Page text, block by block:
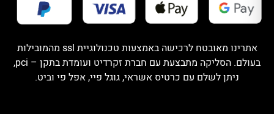
אתרינו מאובטח לרכישה באמצעות טכנולוגיית ssl מהמובילות
בעולם. הסליקה מתבצעת עם חברת זקרדיט ועומדת בתקן – pci,
ניתן לשלם עם כרטיס אשראי, גוגל פיי, אפל פי וביט.